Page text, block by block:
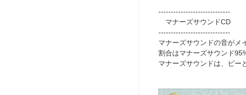
-----------------------------
マナーズサウンドCD
-----------------------------
マナーズサウンドの音がメ
割合はマナーズサウンド
マナーズサウンドは、ビー